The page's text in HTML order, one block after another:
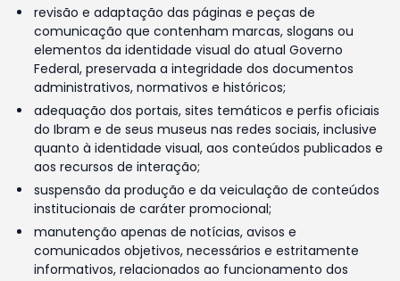
revisão e adaptação das páginas e peças de
comunicação que contenham marcas, slogans ou
elementos da identidade visual do atual Governo
Federal, preservada a integridade dos documentos
administrativos, normativos e históricos;
adequação dos portais, sites temáticos e perfis oficiais
do Ibram e de seus museus nas redes sociais, inclusive
quanto à identidade visual, aos conteúdos publicados e
aos recursos de interação;
suspensão da produção e da veiculação de conteúdos
institucionais de caráter promocional;
manutenção apenas de notícias, avisos e
comunicados objetivos, necessários e estritamente
informativos, relacionados ao funcionamento dos